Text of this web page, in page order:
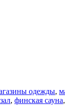
одежды,
, финская сауна,